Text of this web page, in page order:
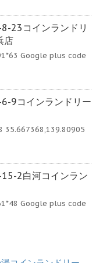
23コインランドリ
店
Google plus code
9コインランドリー
35.667368,139.80905
2白河コインラン
Google plus code